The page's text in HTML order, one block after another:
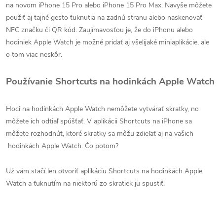
na novom iPhone 15 Pro alebo iPhone 15 Pro Max. Navyše môžete
použiť aj tajné gesto ťuknutia na zadnú stranu alebo naskenovať
NFC značku či QR kód. Zaujímavosťou je, že do iPhonu alebo
hodiniek Apple Watch je možné pridať aj všelijaké miniaplikácie, ale
o tom viac neskôr.
Používanie Shortcuts na hodinkách Apple Watch
Hoci na hodinkách Apple Watch nemôžete vytvárať skratky, no
môžete ich odtiaľ spúšťať. V aplikácii Shortcuts na iPhone sa
môžete rozhodnúť, ktoré skratky sa môžu zdieľať aj na vašich
hodinkách Apple Watch. Čo potom?
Už vám stačí len otvoriť aplikáciu Shortcuts na hodinkách Apple
Watch a ťuknutím na niektorú zo skratiek ju spustiť.